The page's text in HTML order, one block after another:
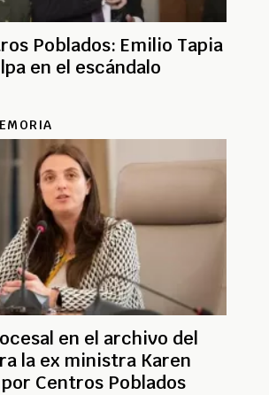
Poblados: Emilio Tapia
en el escándalo
en el archivo del
la ex ministra Karen
Centros Poblados